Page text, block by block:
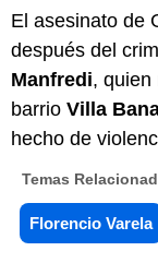
El asesinato de
después del
Manfredi, quien
barrio Villa
hecho de
Temas
Florencio Varela